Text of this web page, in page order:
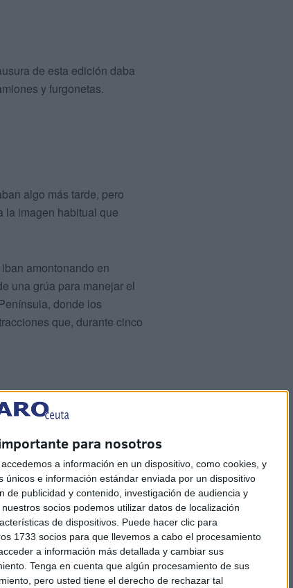
para nosotros
a información en un dispositivo, como cookies, y
e información estándar enviada por un dispositivo
de publicidad y contenido, investigación de audiencia y
socios podemos utilizar datos de localización
de dispositivos. Puede hacer clic para
1733 socios para que llevemos a cabo el procesamiento
a información más detallada y cambiar sus
Tenga en cuenta que algún procesamiento de sus
pero usted tiene el derecho de rechazar tal
de esta edición daba
y furgonetas.
algo más tarde, pero
la imagen habitual que
amontonando en
una grúa para manejar el
donde los
que, durante cinco
basura arrojados en todo el
necesaria para dejar
toda la semana en la
de una semana de